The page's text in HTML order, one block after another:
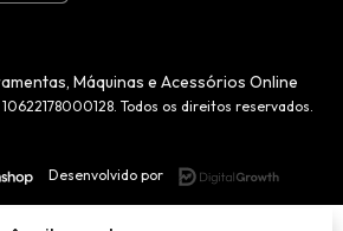
Máquinas e Acessórios Online
Todos os direitos reservados.
Desenvolvido por